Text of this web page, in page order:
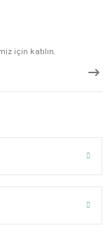
için katılın.